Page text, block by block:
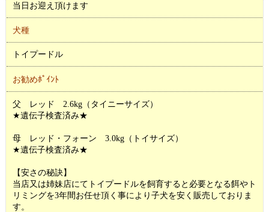
当日お迎え頂けます
犬種
トイプードル
お勧めﾎﾟｲﾝﾄ
父 レッド 2.6kg（タイニーサイズ）
★遺伝子検査済み★
母 レッド・フォーン 3.0kg（トイサイズ）
★遺伝子検査済み★
【安さの秘訣】
当店又は姉妹店にてトイプードルを飼育すると必要となる餌やト
リミングを3年間お任せ頂く事により子犬を安く販売しておりま
す。